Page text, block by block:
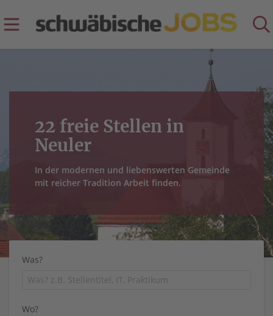
22 freie Stellen in
Neuler
In der modernen und liebenswerten Gemeinde
mit reicher Tradition Arbeit finden.
Was?
Wo?